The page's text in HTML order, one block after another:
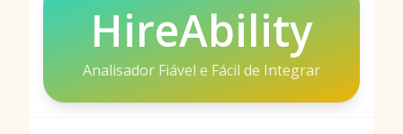
HireAbility
Analisador Fiável e Fácil de Integrar